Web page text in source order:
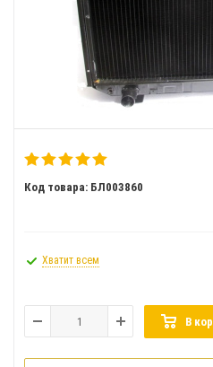
Код товара: БЛ003860
Хватит всем
В